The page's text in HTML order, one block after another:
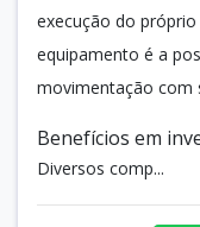
execução do
equipamento é a
movimentação com
Benefícios em
Diversos comp...